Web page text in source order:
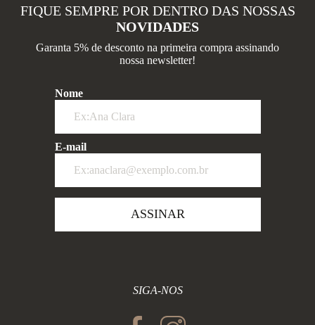
FIQUE SEMPRE POR DENTRO DAS NOSSAS
NOVIDADES
Garanta 5% de desconto na primeira compra assinando
nossa newsletter!
Nome
E-mail
ASSINAR
SIGA-NOS